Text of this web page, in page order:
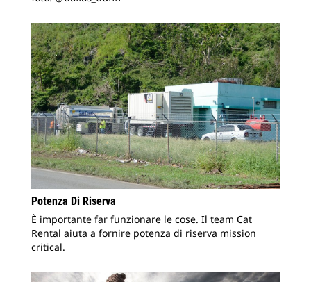
Potenza Di Riserva
È importante far funzionare le cose. Il team Cat
Rental aiuta a fornire potenza di riserva mission
critical.